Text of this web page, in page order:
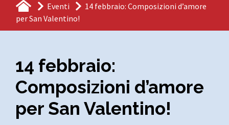
Eventi
14 febbraio: Composizioni d’amore
per San Valentino!
14 febbraio:
Composizioni d’amore
per San Valentino!